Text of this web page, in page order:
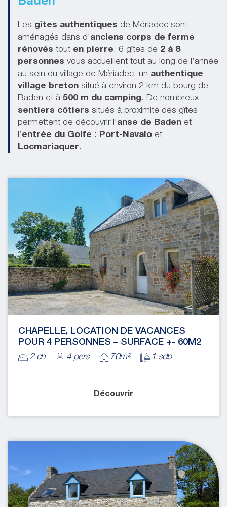
Les gîtes authentiques de Mériadec sont
aménagés dans d’anciens corps de ferme
rénovés tout en pierre. 6 gîtes de 2 à 8
personnes vous accueillent tout au long de l’année
au sein du village de Mériadec, un authentique
village breton situé à environ 2 km du bourg de
Baden et à 500 m du camping. De nombreux
sentiers côtiers situés à proximité des gîtes
permettent de découvrir l’anse de Baden et
l’entrée du Golfe : Port-Navalo et
Locmariaquer.
CHAPELLE, LOCATION DE VACANCES
POUR 4 PERSONNES – SURFACE +- 60M2
2 ch
4 pers 70m² 1 sdb
Découvrir